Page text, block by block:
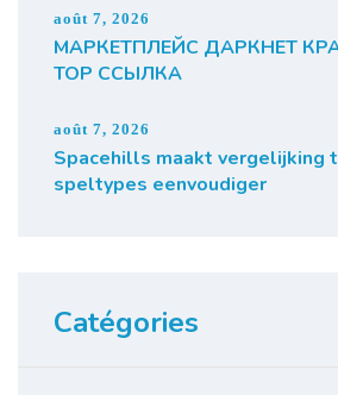
août 7, 2026
МАРКЕТПЛЕЙС ДАРКНЕТ
ТОР ССЫЛКА
août 7, 2026
Spacehills maakt vergelijking
speltypes eenvoudiger
Catégories